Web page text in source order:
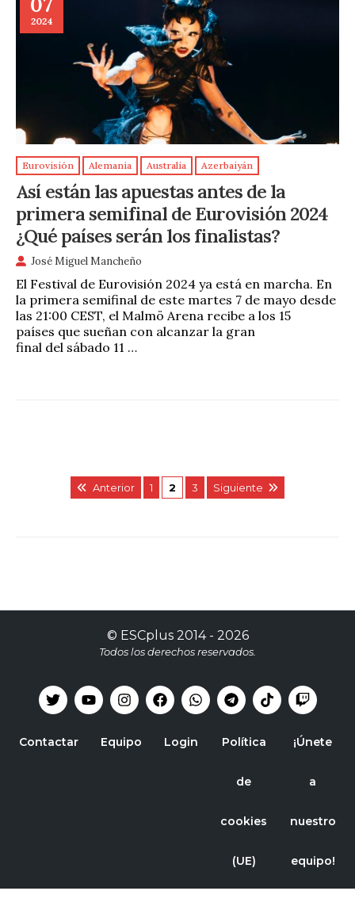
2024
Eurovisión Alemania Australia Azerbaiyán
Así están las apuestas antes de la
primera semifinal de Eurovisión 2024
¿Qué países serán los finalistas?
José Miguel Mancheño
El Festival de Eurovisión 2024 ya está en marcha. En
la primera semifinal de este martes 7 de mayo desde
las 21:00 CEST, el Malmö Arena recibe a los 15
países que sueñan con alcanzar la gran
final del sábado 11 …
Anterior 1 2 3 Siguiente
© ESCplus2014 - 2026
Todos los derechos reservados.
Contactar Equipo Login Política
de
cookies
(UE)
¡Únete
a
nuestro
equipo!